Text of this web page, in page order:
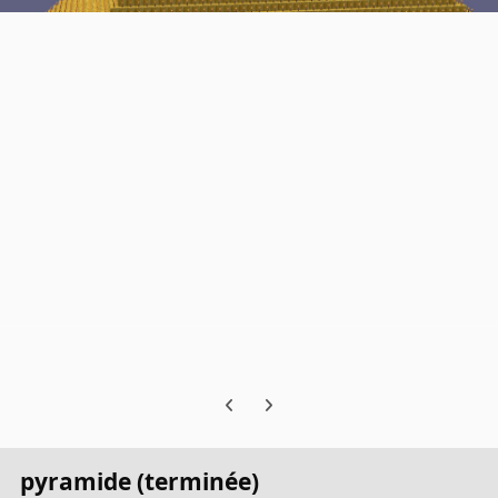
Previous carousel slide
Next carousel slide
pyramide (terminée)